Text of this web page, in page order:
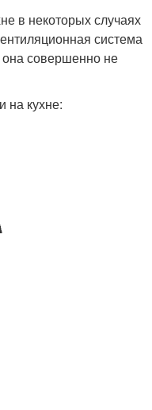
в некоторых случаях
система
совершенно не
на кухне: